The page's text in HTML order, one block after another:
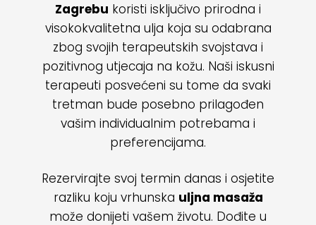
Zagrebu koristi isključivo prirodna i
visokokvalitetna ulja koja su odabrana
zbog svojih terapeutskih svojstava i
pozitivnog utjecaja na kožu. Naši iskusni
terapeuti posvećeni su tome da svaki
tretman bude posebno prilagođen
vašim individualnim potrebama i
preferencijama.
Rezervirajte svoj termin danas i osjetite
razliku koju vrhunska uljna masaža
može donijeti vašem životu. Dođite u